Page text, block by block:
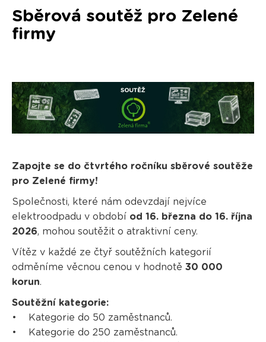
Sběrová soutěž pro Zelené
firmy
Zapojte se do čtvrtého ročníku sběrové soutěže
pro Zelené firmy!
Společnosti, které nám odevzdají nejvíce
elektroodpadu v období od 16. března do 16. října
2026, mohou soutěžit o atraktivní ceny.
Vítěz v každé ze čtyř soutěžních kategorií
odměníme věcnou cenou v hodnotě 30 000
korun.
Soutěžní kategorie:
• Kategorie do 50 zaměstnanců.
• Kategorie do 250 zaměstnanců.